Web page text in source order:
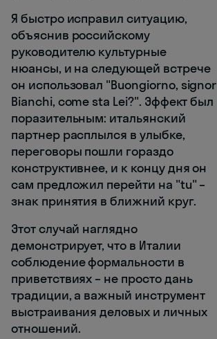
Я быстро исправил ситуацию,
объяснив российскому
руководителю культурные
нюансы, и на следующей встрече
он использовал "Buongiorno, signor
Bianchi, come sta Lei?". Эффект был
поразительным: итальянский
партнер расплылся в улыбке,
переговоры пошли гораздо
конструктивнее, и к концу дня он
сам предложил перейти на "tu" –
знак принятия в ближний круг.
Этот случай наглядно
демонстрирует, что в Италии
соблюдение формальности в
приветствиях – не просто дань
традиции, а важный инструмент
выстраивания деловых и личных
отношений.